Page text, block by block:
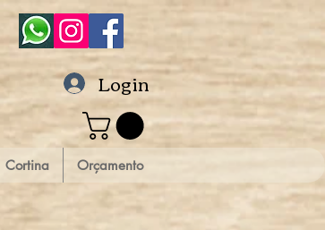
Login
Cortina Orçamento